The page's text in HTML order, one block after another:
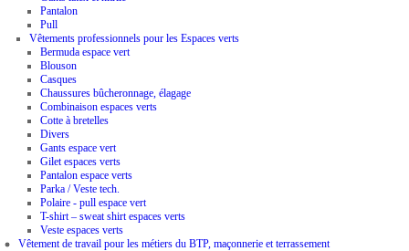
Pantalon
Pull
Vêtements professionnels pour les Espaces verts
Bermuda espace vert
Blouson
Casques
Chaussures bûcheronnage, élagage
Combinaison espaces verts
Cotte à bretelles
Divers
Gants espace vert
Gilet espaces verts
Pantalon espace verts
Parka / Veste tech.
Polaire - pull espace vert
T-shirt – sweat shirt espaces verts
Veste espaces verts
Vêtement de travail pour les métiers du BTP, maçonnerie et terrassement